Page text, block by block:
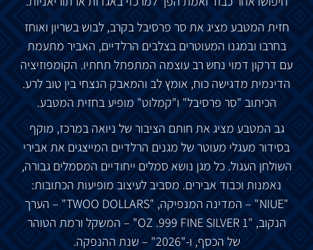
חזית המטבע מציג את סר פרסיבל בקרב, לבוש בשריון ואוחז
בחרבו ובמגנו המעוטרים בצלבים הרלדיים, האביר מתעמת
עם דרקון דמוי נחש רב עוצמה המתפתל תחתיו. הקומפוזיציה
הדינמית מדגישה כוח, אומץ לב והמאבק הנצחי בין טוב לרע.
הכיתוב "סר פרסיבל" ו"קמלוט" מופיע בחזית המטבע.
גב המטבע מציג את חותם הציבור של ניואה במרכז, מוקף
בסידור מעגלי מעוטר של מגנים הרלדיים המייצגים את אבירי
השולחן העגול. כל מגן נושא סמלים ייחודיים המסמלים גבורה,
נאמנות וכבוד אבירים. מסביב לעיצוב מופיעות הכתובות:
"NIUE" – המדינה המנפיקה, "TWOO DOLLARS" – הערך
הנקוב, "1 OZ .999 FINE SILVER" – המשקל ורמת הטוהר
של הכסף, ו-"2026" – שנת ההנפקה.